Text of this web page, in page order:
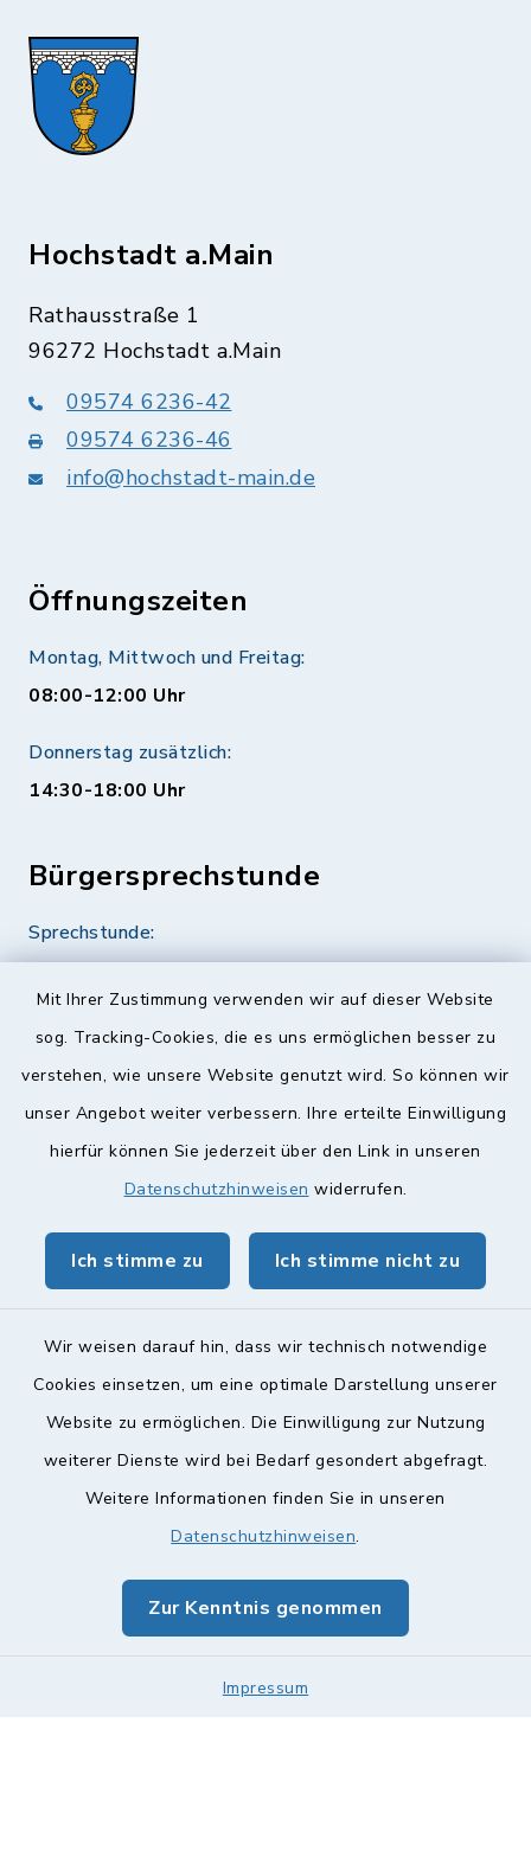
Mit Ihrer Zustimmung verwenden wir auf dieser Website
sog. Tracking-Cookies, die es uns ermöglichen besser zu
verstehen, wie unsere Website genutzt wird. So können wir
unser Angebot weiter verbessern. Ihre erteilte Einwilligung
hierfür können Sie jederzeit über den Link in unseren
Datenschutzhinweisen widerrufen.
Ich stimme zu Ich stimme nicht zu
Wir weisen darauf hin, dass wir technisch notwendige
Cookies einsetzen, um eine optimale Darstellung unserer
Website zu ermöglichen. Die Einwilligung zur Nutzung
weiterer Dienste wird bei Bedarf gesondert abgefragt.
Weitere Informationen finden Sie in unseren
Datenschutzhinweisen.
Zur Kenntnis genommen
Impressum
Hochstadt a.Main
Rathausstraße 1
96272 Hochstadt a.Main
09574 6236-42
09574 6236-46
info@hochstadt-main.de
Öffnungszeiten
Montag, Mittwoch und Freitag:
08:00-12:00 Uhr
Donnerstag zusätzlich:
14:30-18:00 Uhr
Bürgersprechstunde
Sprechstunde:
Diese findet nach Vereinbarung statt.
Quicklinks
Landkreis Lichtenfels
geoPortal Lichtenfels
Barrierefreiheit
Impressum
Sitemap